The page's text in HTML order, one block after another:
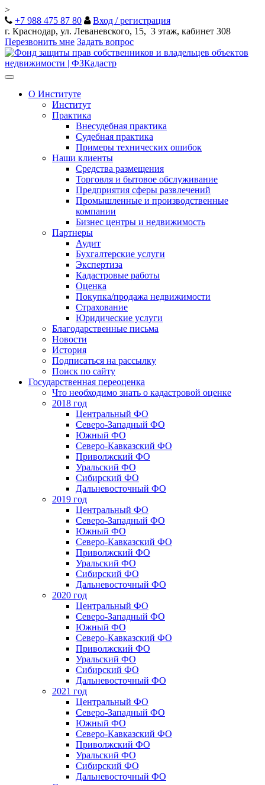
>
+7 988 475 87 80
Вход / регистрация
г. Краснодар, ул. Леваневского, 15, 3 этаж, кабинет 308
Перезвонить мне Задать вопрос
Toggle
navigationО Институте
Институт
Практика
Внесудебная практика
Судебная практика
Примеры технических ошибок
Наши клиенты
Средства размещения
Торговля и бытовое обслуживание
Предприятия сферы развлечений
Промышленные и производственные
компании
Бизнес центры и недвижимость
Партнеры
Аудит
Бухгалтерские услуги
Экспертиза
Кадастровые работы
Оценка
Покупка/продажа недвижимости
Страхование
Юридические услуги
Благодарственные письма
Новости
История
Подписаться на рассылку
Поиск по сайту
Государственная переоценка
Что необходимо знать о кадастровой оценке
2018 год
Центральный ФО
Северо-Западный ФО
Южный ФО
Северо-Кавказский ФО
Приволжский ФО
Уральский ФО
Сибирский ФО
Дальневосточный ФО
2019 год
Центральный ФО
Северо-Западный ФО
Южный ФО
Северо-Кавказский ФО
Приволжский ФО
Уральский ФО
Сибирский ФО
Дальневосточный ФО
2020 год
Центральный ФО
Северо-Западный ФО
Южный ФО
Северо-Кавказский ФО
Приволжский ФО
Уральский ФО
Сибирский ФО
Дальневосточный ФО
2021 год
Центральный ФО
Северо-Западный ФО
Южный ФО
Северо-Кавказский ФО
Приволжский ФО
Уральский ФО
Сибирский ФО
Дальневосточный ФО